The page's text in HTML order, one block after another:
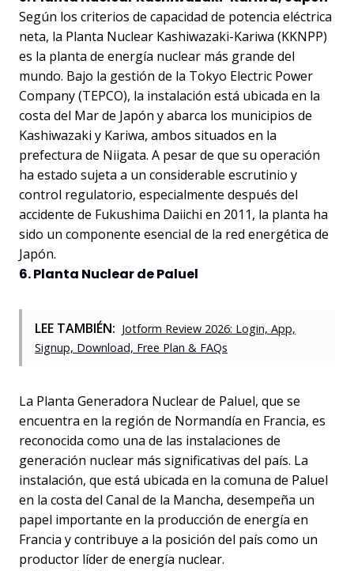
Según los criterios de capacidad de potencia eléctrica
neta, la Planta Nuclear Kashiwazaki-Kariwa (KKNPP)
es la planta de energía nuclear más grande del
mundo. Bajo la gestión de la Tokyo Electric Power
Company (TEPCO), la instalación está ubicada en la
costa del Mar de Japón y abarca los municipios de
Kashiwazaki y Kariwa, ambos situados en la
prefectura de Niigata. A pesar de que su operación
ha estado sujeta a un considerable escrutinio y
control regulatorio, especialmente después del
accidente de Fukushima Daiichi en 2011, la planta ha
sido un componente esencial de la red energética de
Japón.
6. Planta Nuclear de Paluel
LEE TAMBIÉN: Jotform Review 2026: Login, App,
Signup, Download, Free Plan & FAQs
La Planta Generadora Nuclear de Paluel, que se
encuentra en la región de Normandía en Francia, es
reconocida como una de las instalaciones de
generación nuclear más significativas del país. La
instalación, que está ubicada en la comuna de Paluel
en la costa del Canal de la Mancha, desempeña un
papel importante en la producción de energía en
Francia y contribuye a la posición del país como un
productor líder de energía nuclear.